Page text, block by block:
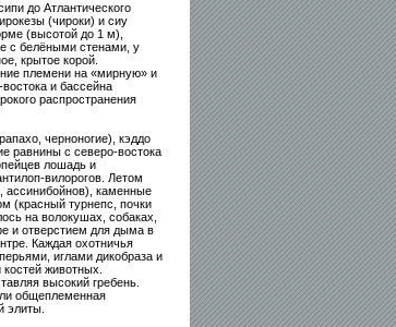
до Атлантического
(чироки) и сиу
(высотой до 1 м),
с белёными стенами, у
крытое корой.
племени на «мирную» и
и бассейна
распространения
черноногие), кэддо
равнины с северо-востока
лошадь и
вилорогов. Летом
ассинибойнов), каменные
(красный турнепс, почки
на волокушах, собаках,
и отверстием для дыма в
Каждая охотничья
иглами дикобраза и
животных.
высокий гребень.
общеплеменная
элиты.